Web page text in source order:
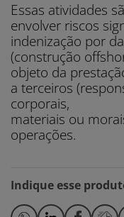
Essas atividades
envolver riscos
indenização por
(construção
objeto da
a terceiros
corporais,
materiais ou
operações.
Indique esse